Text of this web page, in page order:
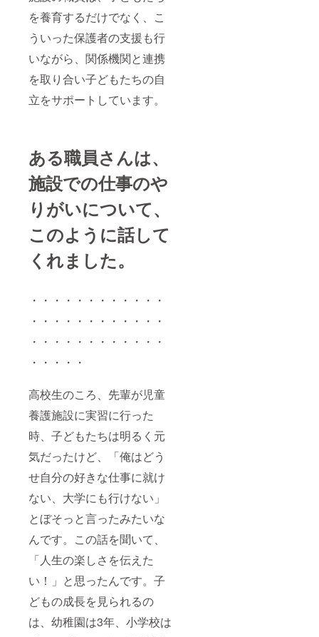
を養育するだけでなく、こ
ういった保護者の支援も行
いながら、関係機関と連携
を取り合い子どもたちの自
立をサポートしています。
ある職員さんは、
施設での仕事のや
りがいについて、
このように話して
くれました。
・・・・・・・・・・・・
・・・・・・・・・・・・
・・・・・・・・・・・・
・・・・・
高校生のころ、先輩が児童
養護施設に実習に行った
時、子どもたちは明るく元
気だったけど、「俺はどう
せ自分の好きな仕事に就け
ない、大学にも行けない」
とぼそっと言ったみたいな
んです。この話を聞いて、
「人生の楽しさを伝えた
い！」と思ったんです。子
どもの成長を見られるの
は、幼稚園は3年、小学校は